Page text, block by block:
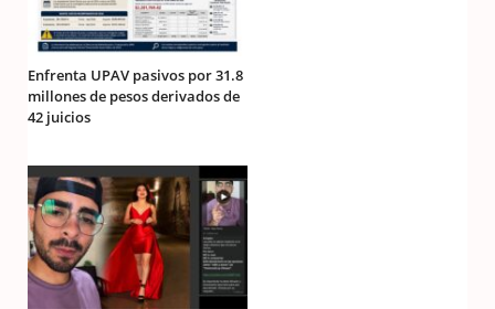
Enfrenta UPAV pasivos por 31.8
millones de pesos derivados de
42 juicios